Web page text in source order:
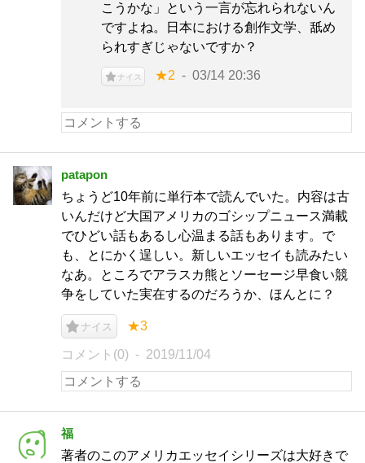
こうかな」という一言が忘れられないん
ですよね。日本における創作文学、舐め
られすぎじゃないですか？
ナイス ★2 03/14 20:36
patapon
ちょうど10年前に単行本で読んでいた。内容は古
いんだけど大国アメリカのゴシップニュース満載
でひどい話もあるし心温まる話もあります。で
も、とにかく逞しい。新しいエッセイも読みたい
なあ。ところでアラスカ熊とソーセージ早食い競
争をしていた実在するのだろうか、ほんとに？
ナイス ★3
コメント(0) 2019/11/04
福
著者のこのアメリカエッセイシリーズは大好きで